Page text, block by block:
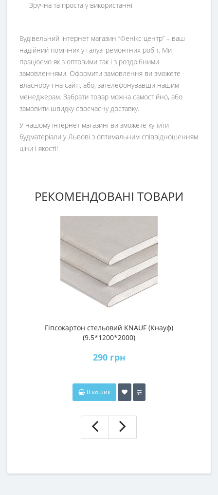
Зручна та проста у використанні
Будівельний інтернет магазин “Фенікс центр” – ваш
надійний помічник у галузі ремонтних робіт. Ми
працюємо як з оптовими так і з роздрібними
замовленнями. Оформити замовлення ви зможете
власноруч на сайті, або, зателефонувавши нашим
менеджерам. Забрати товар можна самостійно, або
замовити швидку своєчасну доставку.
У нашому інтернет магазині ви зможете купити
будматеріали у Львові з оптимальним співвідношенням
ціни і якості!
РЕКОМЕНДОВАНІ ТОВАРИ
Гіпсокартон стельовий KNAUF (Кнауф)
(9.5*1200*2000)
290 грн
В кошик